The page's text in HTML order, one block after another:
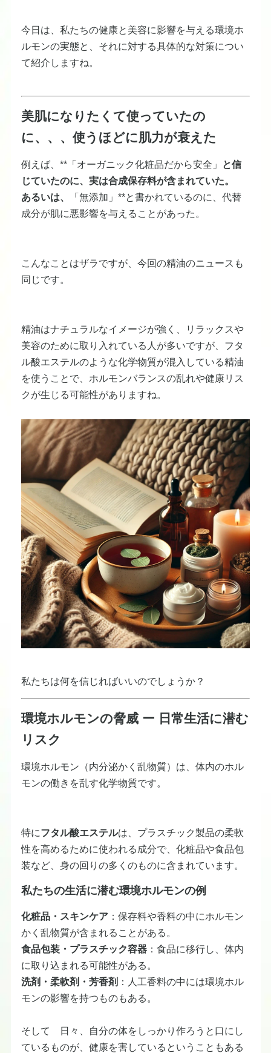
今日は、私たちの健康と美容に影響を与える環境ホ
ルモンの実態と、それに対する具体的な対策につい
て紹介しますね。
美肌になりたくて使っていたの
に、、、使うほどに肌力が衰えた
例えば、**「オーガニック化粧品だから安全」
と信
じていたのに、実は合成保存料が含まれていた。
あるいは、
「無添加」**と書かれているのに、代替
成分が肌に悪影響を与えることがあった。
こんなことはザラですが、今回の精油のニュースも
同じです。
精油はナチュラルなイメージが強く、リラックスや
美容のために取り入れている人が多いですが、フタ
ル酸エステルのような化学物質が混入している精油
を使うことで、ホルモンバランスの乱れや健康リス
クが生じる可能性がありますね。
私たちは何を信じればいいのでしょうか？
環境ホルモンの脅威 ー 日常生活に潜む
リスク
環境ホルモン（内分泌かく乱物質）は、体内のホル
モンの働きを乱す化学物質です。
特にフタル酸エステルは、プラスチック製品の柔軟
性を高めるために使われる成分で、化粧品や食品包
装など、身の回りの多くのものに含まれています。
私たちの生活に潜む環境ホルモンの例
化粧品・スキンケア ：保存料や香料の中にホルモン
かく乱物質が含まれることがある。
食品包装・プラスチック容器 ：食品に移行し、体内
に取り込まれる可能性がある。
洗剤・柔軟剤・芳香剤 ：人工香料の中には環境ホル
モンの影響を持つものもある。
そして 日々、自分の体をしっかり作ろうと口にし
ているものが、健康を害しているということもある